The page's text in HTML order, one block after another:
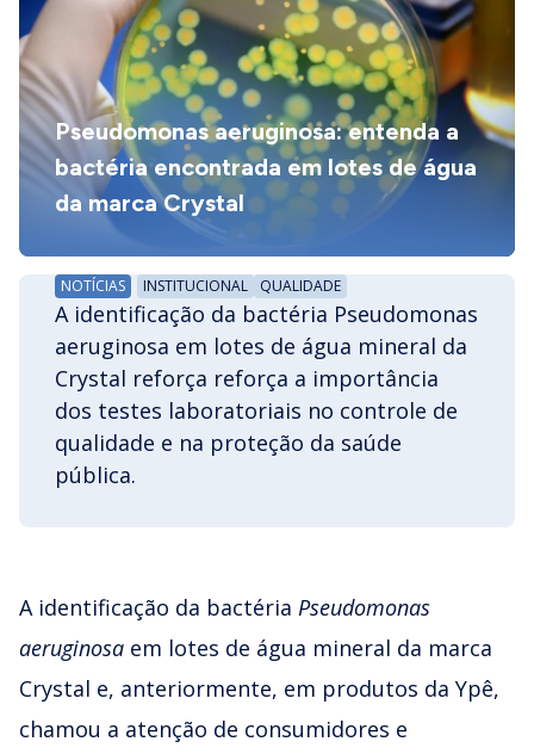
Pseudomonas aeruginosa: entenda a
bactéria encontrada em lotes de água
da marca Crystal
NOTÍCIAS INSTITUCIONAL QUALIDADE
A identificação da bactéria Pseudomonas
aeruginosa em lotes de água mineral da
Crystal reforça reforça a importância
dos testes laboratoriais no controle de
qualidade e na proteção da saúde
pública.
A identificação da bactéria Pseudomonas
aeruginosa em lotes de água mineral da marca
Crystal e, anteriormente, em produtos da Ypê,
chamou a atenção de consumidores e